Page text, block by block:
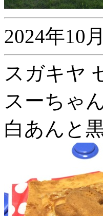
2024年10
スガキヤ
スーちゃ
白あんと